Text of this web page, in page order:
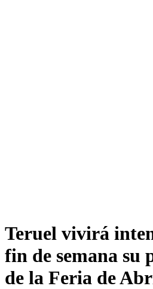
Teruel vivirá
fin de semana su
de la Feria de